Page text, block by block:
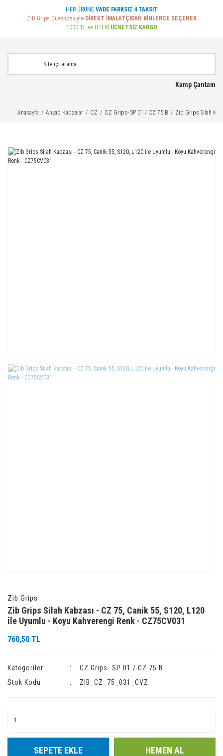
HER ÜRÜNE VADE FARKSIZ 4 TAKSİT
ZİB Grips Güvencesiyle DİREKT İMALATÇIDAN BİNLERCE SEÇENEK
1000 TL ve ÜZERİ ÜCRETSİZ KARGO
Kamp Çantam
Anasayfa Ahşap Kabzalar CZ CZ Grips- SP 01 / CZ 75 B Zib Grips Silah
Zib Grips
Zib Grips Silah Kabzası - CZ 75, Canik 55, S120, L120
ile Uyumlu - Koyu Kahverengi Renk - CZ75CV031
760,50 TL
Kategoriler
CZ Grips- SP 01 / CZ 75 B
Stok Kodu
ZIB_CZ_75_031_CVZ
SEPETE EKLE HEMEN AL